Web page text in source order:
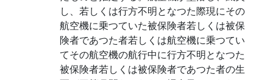
し、若しくは行方不明となつた際現にその
航空機に乗つていた被保険者若しくは被保
険者であつた者若しくは航空機に乗つてい
てその航空機の航行中に行方不明となつた
被保険者若しくは被保険者であつた者の生